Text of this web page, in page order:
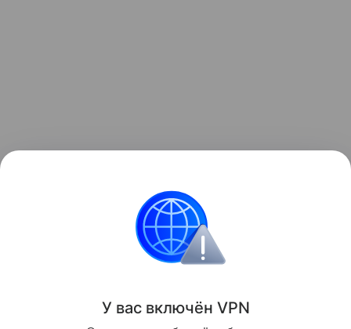
на видео мощный выброс плазмы из Солнца
Поделиться
У вас включён VPN